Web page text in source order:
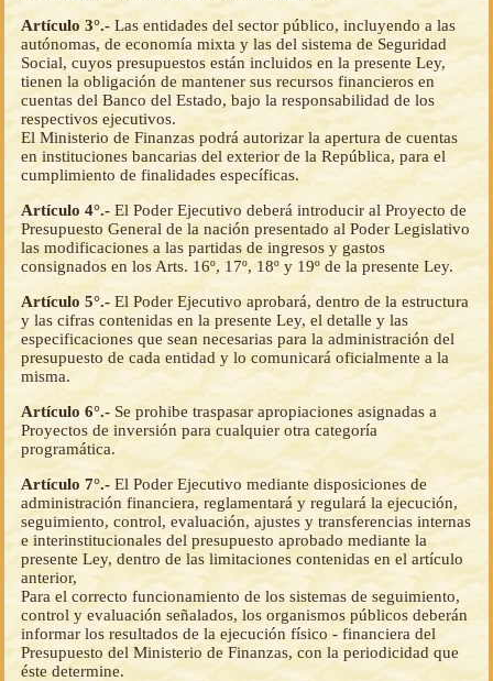
Artículo 3°.- Las entidades del sector público, incluyendo a las
autónomas, de economía mixta y las del sistema de Seguridad
Social, cuyos presupuestos están incluidos en la presente Ley,
tienen la obligación de mantener sus recursos financieros en
cuentas del Banco del Estado, bajo la responsabilidad de los
respectivos ejecutivos.
El Ministerio de Finanzas podrá autorizar la apertura de cuentas
en instituciones bancarias del exterior de la República, para el
cumplimiento de finalidades específicas.
Artículo 4°.- El Poder Ejecutivo deberá introducir al Proyecto de
Presupuesto General de la nación presentado al Poder Legislativo
las modificaciones a las partidas de ingresos y gastos
consignados en los Arts. 16º, 17º, 18º y 19º de la presente Ley.
Artículo 5°.- El Poder Ejecutivo aprobará, dentro de la estructura
y las cifras contenidas en la presente Ley, el detalle y las
especificaciones que sean necesarias para la administración del
presupuesto de cada entidad y lo comunicará oficialmente a la
misma.
Artículo 6°.- Se prohibe traspasar apropiaciones asignadas a
Proyectos de inversión para cualquier otra categoría
programática.
Artículo 7°.- El Poder Ejecutivo mediante disposiciones de
administración financiera, reglamentará y regulará la ejecución,
seguimiento, control, evaluación, ajustes y transferencias internas
e interinstitucionales del presupuesto aprobado mediante la
presente Ley, dentro de las limitaciones contenidas en el artículo
anterior,
Para el correcto funcionamiento de los sistemas de seguimiento,
control y evaluación señalados, los organismos públicos deberán
informar los resultados de la ejecución físico - financiera del
Presupuesto del Ministerio de Finanzas, con la periodicidad que
éste determine.